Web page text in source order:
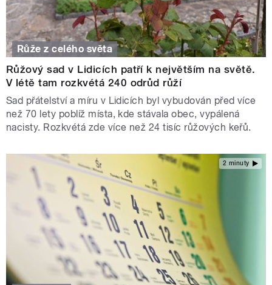
Růže z celého světa
Růžový sad v Lidicích patří k největším na světě.
V létě tam rozkvétá 240 odrůd růží
Sad přátelství a míru v Lidicích byl vybudován před více
než 70 lety poblíž místa, kde stávala obec, vypálená
nacisty. Rozkvétá zde více než 24 tisíc růžových keřů.
2 minuty